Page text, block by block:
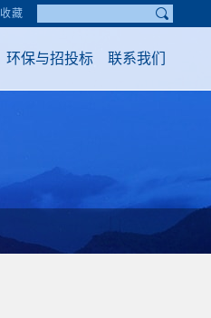
藏
环保与招投标 联系我们